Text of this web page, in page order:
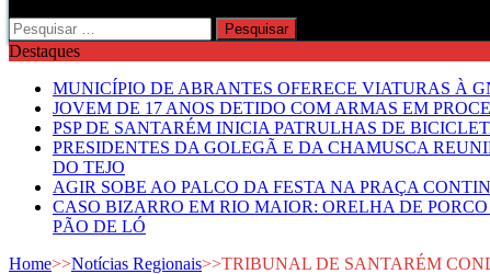
Pesquisar
por:
Destaques
MUNICÍPIO DE ABRANTES OFERECE VIATURAS À
JOVEM DE 17 ANOS DETIDO COM ARMAS EM
PSP DE SANTARÉM INICIA PATRULHAS DE
PRESIDENTES DA GOLEGÃ E DA CHAMUSCA
DO TEJO
AGIR SOBE AO PALCO DA FESTA NA PRAÇA
CASO BIZARRO EM RIO MAIOR: ORELHA DE
PÃO DE LÓ
Home>>Notícias Regionais>>TRIBUNAL DE SANTARÉM